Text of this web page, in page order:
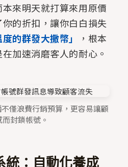
來明天就打算來用原價
的折扣，讓你白白損失
度的群發大撒幣」
，根本
加速消磨客人的耐心。
僅浪費行銷預算，更容易讓顧
封鎖帳號。
：自動化養成